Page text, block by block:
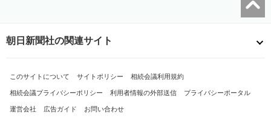
朝日新聞社の関連サイト
このサイトについて サイトポリシー 相続会議利用規約
相続会議プライバシーポリシー 利用者情報の外部送信 プライバシーポータル
運営会社 広告ガイド お問い合わせ